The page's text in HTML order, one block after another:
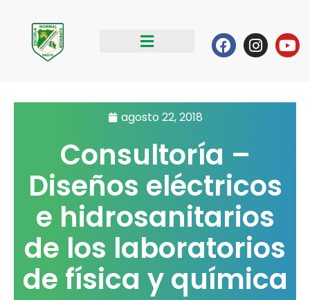
contenido
Facebook
agosto 22, 2018
Consultoría –
Diseños eléctricos
e hidrosanitarios
de los laboratorios
de física y química